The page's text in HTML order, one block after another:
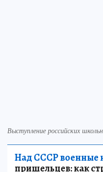
Выступление российских
Над СССР военные
пришельцев: как